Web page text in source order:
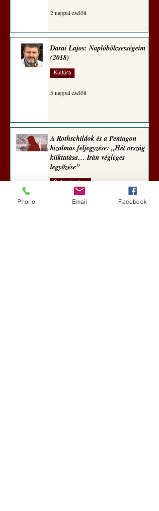
2 nappal ezelőtt
Darai Lajos: Naplóbölcsességeim
(2018)
Kultúra
5 nappal ezelőtt
A Rothschildok és a Pentagon
bizalmas feljegyzése: „Hét ország
kiiktatása… Irán végleges
legyőzése”
Új Történelem
6 nappal ezelőtt
Phone Email Facebook